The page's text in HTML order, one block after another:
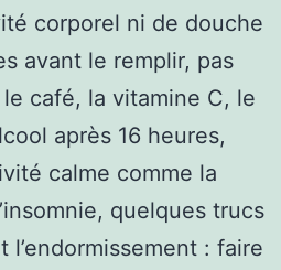
corporel ni de douche
avant le remplir, pas
le café, la vitamine C, le
après 16 heures,
calme comme la
quelques trucs
: faire